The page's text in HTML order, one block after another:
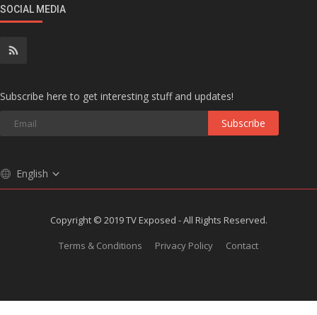
SOCIAL MEDIA
Subscribe here to get interesting stuff and updates!
Subscribe
English
Copyright © 2019 TV Exposed - All Rights Reserved.
Terms & Conditions
Privacy Policy Contact